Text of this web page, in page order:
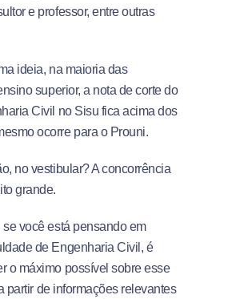
e professor, entre outras
ideia, na maioria das
superior, a nota de corte do
Civil no Sisu fica acima dos
ocorre para o Prouni.
no vestibular? A concorrência
grande.
se você está pensando em
de Engenharia Civil, é
o máximo possível sobre esse
partir de informações relevantes